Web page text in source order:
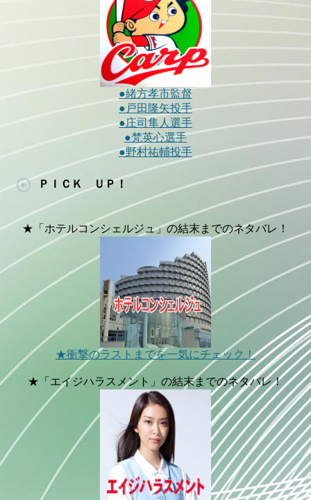
●緒方孝市監督
●戸田隆矢投手
●庄司隼人選手
●梵英心選手
●野村祐輔投手
ＰＩＣＫ ＵＰ！
★「ホテルコンシェルジュ」の結末までのネタバレ！
★衝撃のラストまでを一気にチェック！
★「エイジハラスメント」の結末までのネタバレ！